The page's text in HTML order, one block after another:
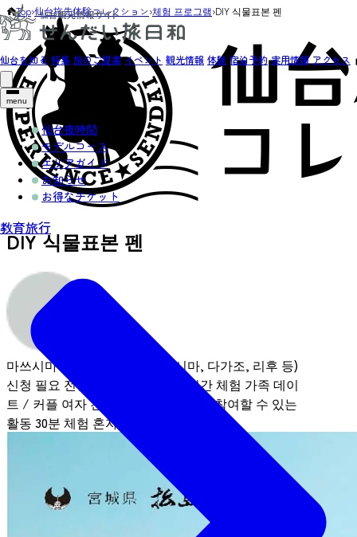
仙台を知る 特集 旅のご提案 イベント 観光情報 体験 宿泊予約 実用情報 アクセス
menu
仙台夜時間
モデルコース
エリアガイド
お知らせ
お得なチケット
教育旅行
Top›仙台旅先体験コレクション›체험 프로그램›DIY 식물표본 펜
DIY 식물표본 펜
마쓰시마 지역(시오가마, 마쓰시마, 다가조, 리후 등)
신청 필요 전통문화 / 체험활동 1시간 체험 가족 데이
트 / 커플 여자 친구끼리 여행
아침에 참여할 수 있는
활동 30분 체험 혼자 여행